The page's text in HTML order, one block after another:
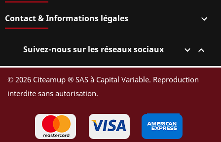
Contact & Informations légales 
Suivez-nous sur les réseaux sociaux  
© 2026 Citeamup ® SAS à Capital Variable. Reproduction
interdite sans autorisation.